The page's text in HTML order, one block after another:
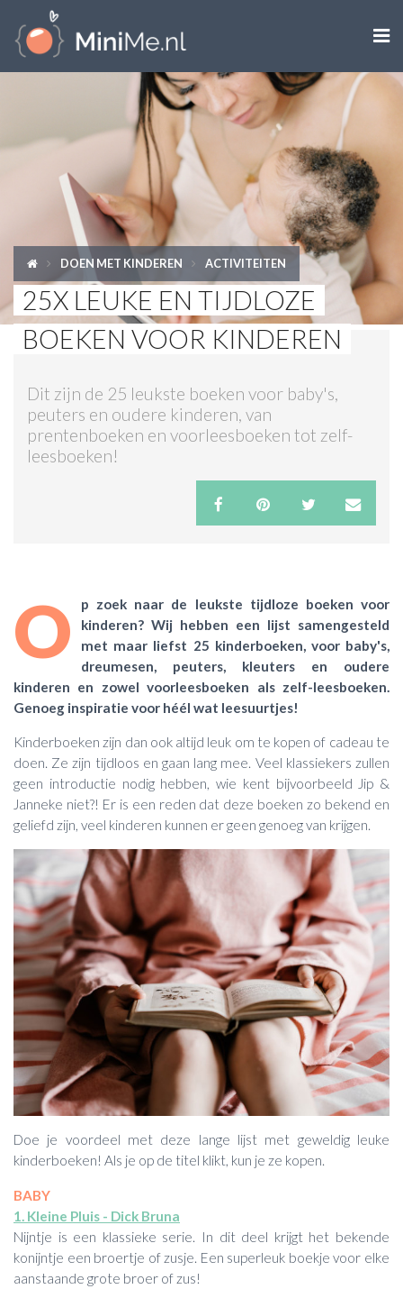

ZWANGER
KIND
LIFESTYLE
SHOPS
ACTIES & KORTING
DOEN MET KINDEREN ACTIVITEITEN
25X LEUKE EN TIJDLOZE
BOEKEN VOOR KINDEREN
Dit zijn de 25 leukste boeken voor baby's,
peuters en oudere kinderen, van
prentenboeken en voorleesboeken tot zelf-
leesboeken!
O
p zoek naar de leukste tijdloze boeken voor
kinderen? Wij hebben een lijst samengesteld
met maar liefst 25 kinderboeken, voor baby's,
dreumesen, peuters, kleuters en oudere
kinderen en zowel voorleesboeken als zelf-leesboeken.
Genoeg inspiratie voor héél wat leesuurtjes!
Kinderboeken zijn dan ook altijd leuk om te kopen of cadeau te
doen. Ze zijn tijdloos en gaan lang mee. Veel klassiekers zullen
geen introductie nodig hebben, wie kent bijvoorbeeld Jip &
Janneke niet?! Er is een reden dat deze boeken zo bekend en
geliefd zijn, veel kinderen kunnen er geen genoeg van krijgen.
Doe je voordeel met deze lange lijst met geweldig leuke
kinderboeken! Als je op de titel klikt, kun je ze kopen.
BABY
1. Kleine Pluis - Dick Bruna
Nijntje is een klassieke serie. In dit deel krijgt het bekende
konijntje een broertje of zusje. Een superleuk boekje voor elke
aanstaande grote broer of zus!